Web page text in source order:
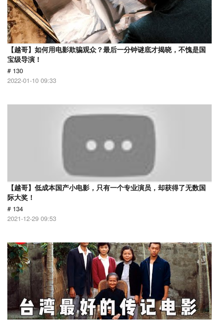
【越哥】如何用电影欺骗观众？最后一分钟谜底才揭晓，不愧是国
宝级导演！
# 130
2022-01-10 09:33
【越哥】低成本国产小电影，只有一个专业演员，却获得了无数国
际大奖！
# 134
2021-12-29 09:53